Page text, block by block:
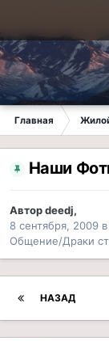
Главная
Наши
Авторdeedj,
8 сентября, 2009 в
Общение/Драки
НАЗАД